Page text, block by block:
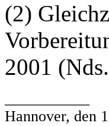
(2)
2001
Hannover, den